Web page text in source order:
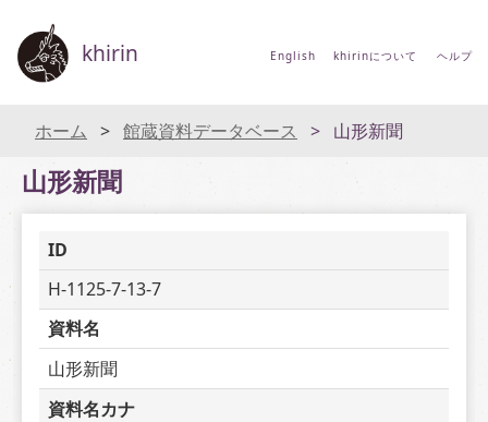
khirin English khirinについて ヘルプ
ホーム 館蔵資料データベース 山形新聞
山形新聞
ID
H-1125-7-13-7
資料名
山形新聞
資料名カナ